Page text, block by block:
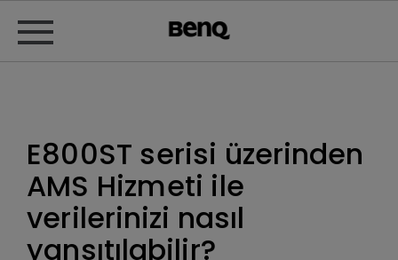
E800ST serisi üzerinden
AMS Hizmeti ile
verilerinizi nasıl
yansıtılabilir?